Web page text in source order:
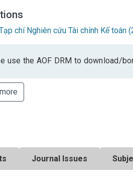
chí Nghiên cứu Tài chính Kế toán
use the AOF DRM to download/
Journal Issues